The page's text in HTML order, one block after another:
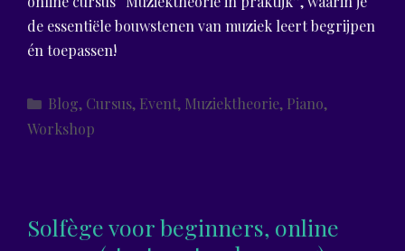
de essentiële bouwstenen van muziek leert begrijpen
én toepassen!
Categories
Blog, Cursus, Event, Muziektheorie, Piano,
Workshop
Solfège voor beginners, online